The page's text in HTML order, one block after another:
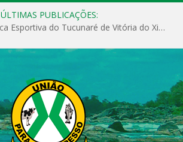
ÚLTIMAS PUBLICAÇÕES:
4º Torneio de Pesca Esportiva do Tucunaré de Vitória do Xingu